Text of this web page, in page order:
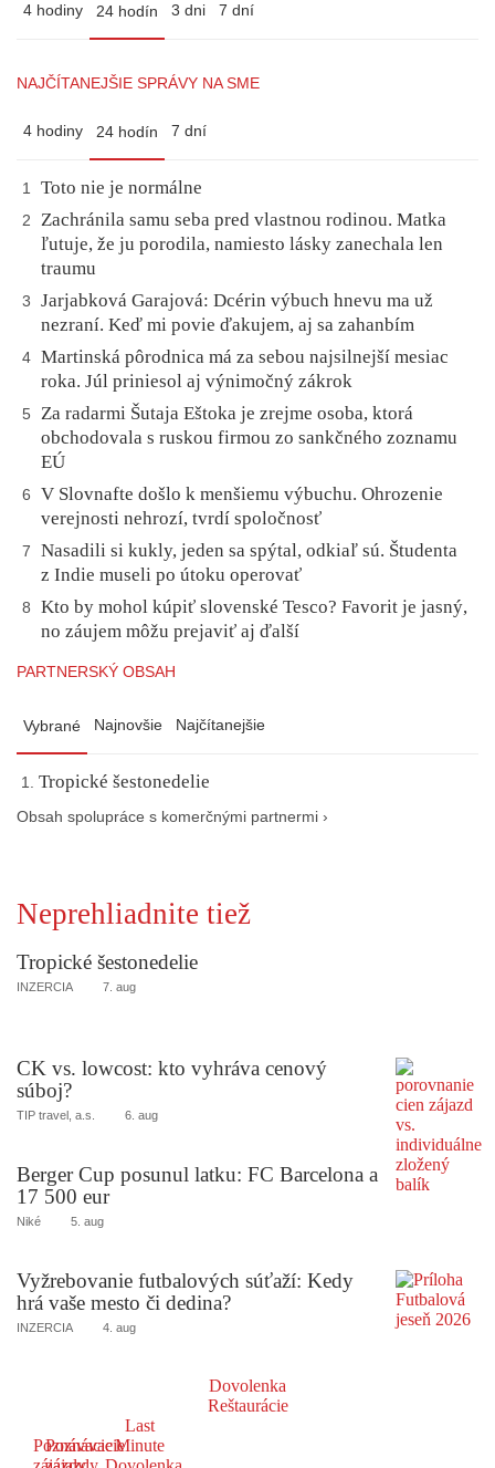
4 hodiny 24 hodín 3 dni 7 dní
NAJČÍTANEJŠIE SPRÁVY NA SME
4 hodiny 24 hodín 7 dní
1 Toto nie je normálne
2
Zachránila samu seba pred vlastnou rodinou. Matka
ľutuje, že ju porodila, namiesto lásky zanechala len
traumu
3
Jarjabková Garajová: Dcérin výbuch hnevu ma už
nezraní. Keď mi povie ďakujem, aj sa zahanbím
4 Martinská pôrodnica má za sebou najsilnejší mesiac
roka. Júl priniesol aj výnimočný zákrok
5
Za radarmi Šutaja Eštoka je zrejme osoba, ktorá
obchodovala s ruskou firmou zo sankčného zoznamu
EÚ
6
V Slovnafte došlo k menšiemu výbuchu. Ohrozenie
verejnosti nehrozí, tvrdí spoločnosť
7
Nasadili si kukly, jeden sa spýtal, odkiaľ sú. Študenta
z Indie museli po útoku operovať
8
Kto by mohol kúpiť slovenské Tesco? Favorit je jasný,
no záujem môžu prejaviť aj ďalší
PARTNERSKÝ OBSAH
Vybrané Najnovšie Najčítanejšie
Tropické šestonedelie
Obsah spolupráce s komerčnými partnermi ›
Neprehliadnite tiež
Tropické šestonedelie
INZERCIA 7. aug
CK vs. lowcost: kto vyhráva cenový
súboj?
TIP travel, a.s. 6. aug
Berger Cup posunul latku: FC Barcelona a
17 500 eur
Niké 5. aug
Vyžrebovanie futbalových súťaží: Kedy
hrá vaše mesto či dedina?
INZERCIA 4. aug
Dovolenka
Reštaurácie
Poznávacie
Poznávacie
Last
Minute